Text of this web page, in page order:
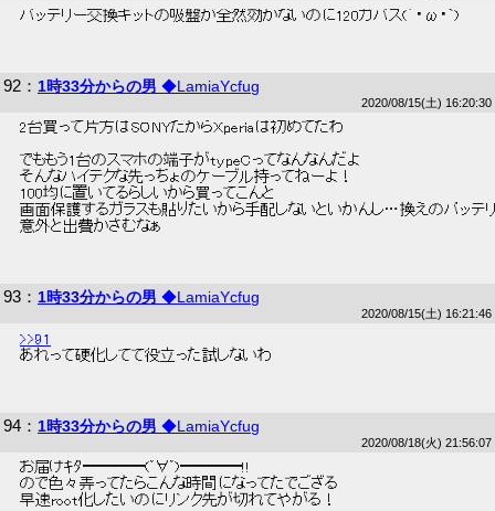
バッテリー交換キットの吸盤が全然効かないのに120ガバス(´・ω・`)
92 ： 1時33分からの男 ◆LamiaYcfug
2020/08/15(土) 16:20:30
2台買って片方はSONYだからXperiaは初めてだわ
でももう1台のスマホの端子がtypeCってなんなんだよ
そんなハイテクな先っちょのケーブル持ってねーよ！
100均に置いてるらしいから買ってこんと
画面保護するガラスも貼りたいから手配しないといかんし…換えのバッテ
意外と出費かさむなぁ
93 ： 1時33分からの男 ◆LamiaYcfug
2020/08/15(土) 16:21:46
>>91
あれって硬化してて役立った試しないわ
94 ： 1時33分からの男 ◆LamiaYcfug
2020/08/18(火) 21:56:07
お届けｷﾀ━━━━(ﾟ∀ﾟ)━━━━!!
ので色々弄ってたらこんな時間になってたでござる
早速root化したいのにリンク先が切れてやがる！